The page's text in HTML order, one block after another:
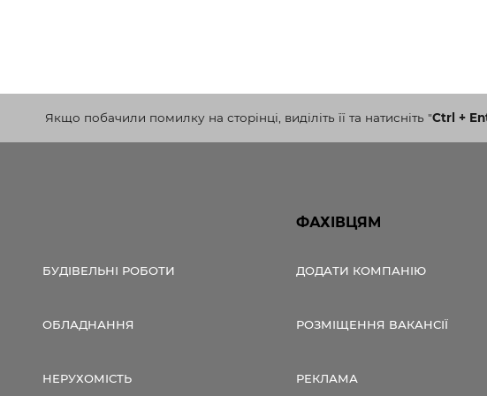
Якщо побачили помилку на сторінці, виділіть її та натисніть "Ctrl +
БУДІВЕЛЬНІ РОБОТИ
ОБЛАДНАННЯ
НЕРУХОМІСТЬ
ФАХІВЦЯМ
ДОДАТИ КОМПАНІЮ
РОЗМІЩЕННЯ ВАКАНСІЇ
РЕКЛАМА